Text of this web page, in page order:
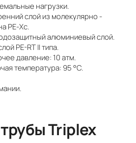
нагрузки.
слой из молекулярно -
РЕ-Хс.
алюминиевый слой.
PE-RT II типа.
давление: 10 атм.
температура: 95 °C.
Triplex